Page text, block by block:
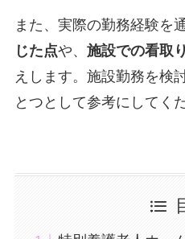
また、実際の勤務経験を
じた点や、 施設での看取
えします。施設勤務を検
とつとして参考にしてく